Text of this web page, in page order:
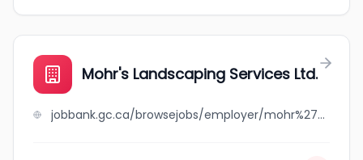
Mohr's Landscaping Services Ltd.
jobbank.gc.ca/browsejobs/employer/mohr%27s+landscaping+services+ltd./ca